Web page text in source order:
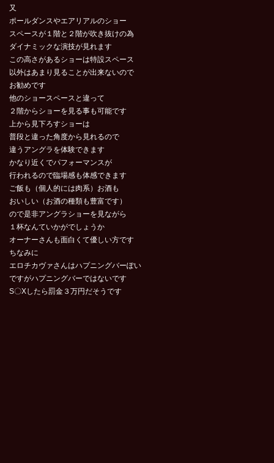
又
ポールダンスやエアリアルのショー
スペースが１階と２階が吹き抜けの為
ダイナミックな演技が見れます
この高さがあるショーは特設スペース
以外はあまり見ることが出来ないので
お勧めです
他のショースペースと違って
２階からショーを見る事も可能です
上から見下ろすショーは
普段と違った角度から見れるので
違うアングラを体験できます
かなり近くでパフォーマンスが
行われるので臨場感も体感できます
ご飯も（個人的には肉系）お酒も
おいしい（お酒の種類も豊富です）
ので是非アングラショーを見ながら
１杯なんていかがでしょうか
オーナーさんも面白くて優しい方です
ちなみに
エロチカヴァさんはハプニングバーぽい
ですがハプニングバーではないです
S〇Xしたら罰金３万円だそうです